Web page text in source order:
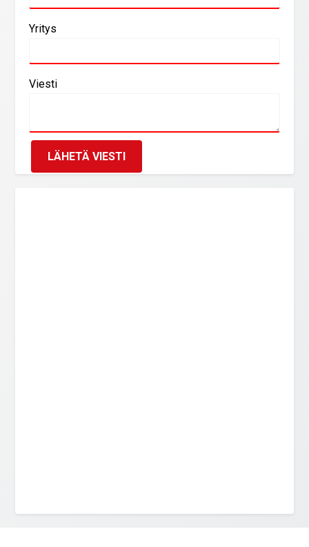
Yritys
Viesti